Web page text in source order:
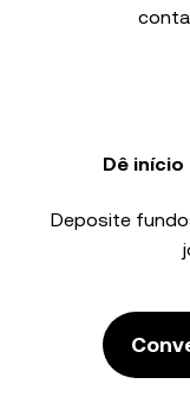
Dê
Deposite